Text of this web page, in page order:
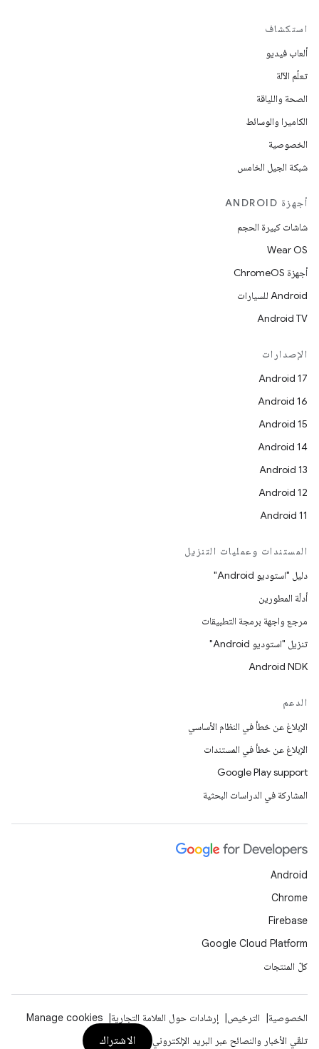
استكشاف
ألعاب فيديو
تعلُم الآلة
الصحة واللياقة
الكاميرا والوسائط
الخصوصية
شبكة الجيل الخامس
أجهزة ANDROID
شاشات كبيرة الحجم
Wear OS
أجهزة ChromeOS
Android للسيارات
Android TV
الإصدارات
Android 17
Android 16
Android 15
Android 14
Android 13
Android 12
Android 11
المستندات وعمليات التنزيل
دليل "استوديو Android"
أدلّة المطورين
مرجع واجهة برمجة التطبيقات
تنزيل "استوديو Android"
Android NDK
الدعم
الإبلاغ عن خطأ في النظام الأساسي
الإبلاغ عن خطأ في المستندات
Google Play support
المشاركة في الدراسات البحثية
Android
Chrome
Firebase
Google Cloud Platform
كلّ المنتجات
الخصوصية الترخيص إرشادات حول العلامة التجارية
Manage cookies
تلقّي الأخبار والنصائح عبر البريد الإلكتروني
الاشتراك